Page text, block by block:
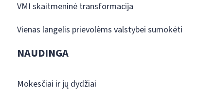
VMI skaitmeninė transformacija
Vienas langelis prievolėms valstybei sumokėti
NAUDINGA
Mokesčiai ir jų dydžiai